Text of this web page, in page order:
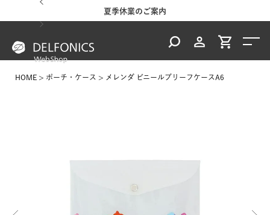
夏季休業のご案内
HOME ポーチ・ケース メレンダ ビニールブリーフケースA6